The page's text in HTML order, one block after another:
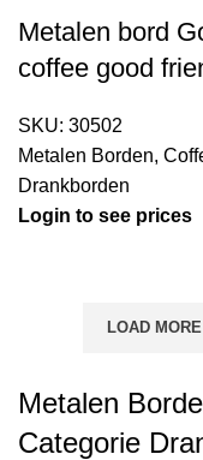
Metalen bord
coffee good
SKU: 30502
Metalen Borden,
Drankborden
Login to see prices
LOAD
Metalen
Categorie